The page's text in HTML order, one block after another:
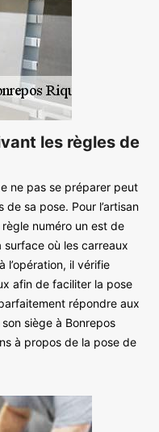
les règles de
ne pas se préparer peut
sa pose. Pour l’artisan
numéro un est de
surface où les carreaux
l’opération, il vérifie
afin de faciliter la pose
répondre aux
siège à Bonrepos
à propos de la pose de